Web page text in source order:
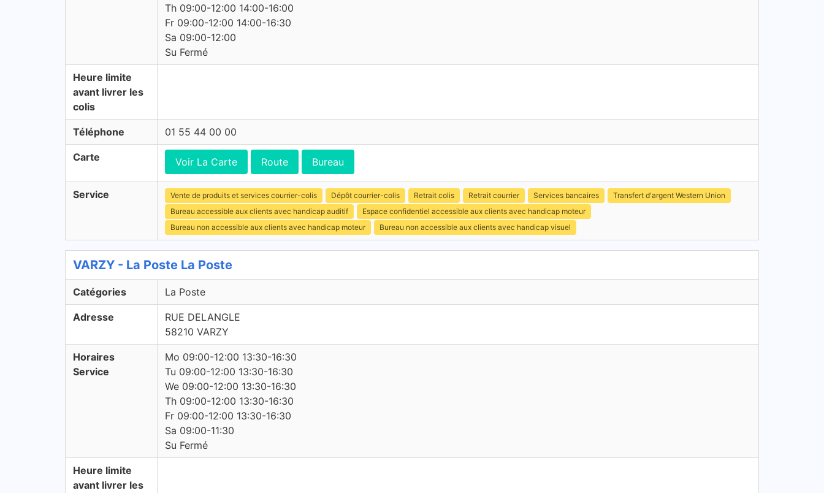
Th 09:00-12:00 14:00-16:00
Fr 09:00-12:00 14:00-16:30
Sa 09:00-12:00
Su Fermé
Heure limite
avant livrer les
colis
Téléphone 01 55 44 00 00
Carte Voir La Carte Route Bureau
Service Vente de produits et services courrier-colis Dépôt courrier-colis Retrait colis Retrait courrier Services bancaires
Transfert d'argent Western Union
Bureau accessible aux clients avec handicap auditif
Espace confidentiel accessible aux clients avec handicap moteur
Bureau non accessible aux clients avec handicap moteur
Bureau non accessible aux clients avec handicap visuel
VARZY - La Poste La Poste
Catégories La Poste
Adresse
RUE DELANGLE
58210 VARZY
Horaires
Service
Mo 09:00-12:00 13:30-16:30
Tu 09:00-12:00 13:30-16:30
We 09:00-12:00 13:30-16:30
Th 09:00-12:00 13:30-16:30
Fr 09:00-12:00 13:30-16:30
Sa 09:00-11:30
Su Fermé
Heure limite
avant livrer les